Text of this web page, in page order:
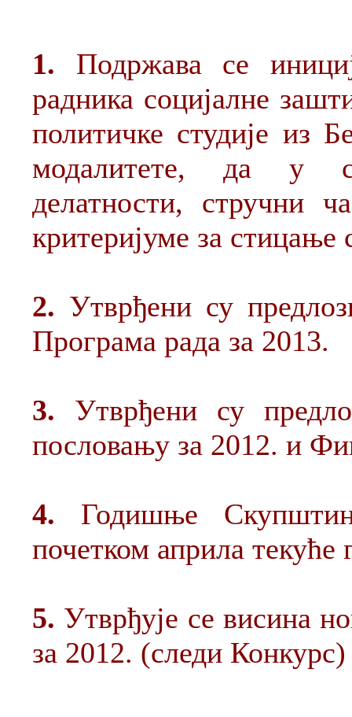
1. Подржава се
радника социјалне
политичке студије из
модалитете, да у
делатности, стручни
критеријуме за стицање
2. Утврђени су
Програма рада за 2013.
3. Утврђени су
пословању за 2012. и
4. Годишње
почетком априла текуће
5. Утврђује се висина
за 2012. (следи Конкурс)